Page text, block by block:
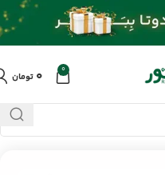
0 ۰ تومان
ماوس پد طرح دلار